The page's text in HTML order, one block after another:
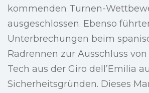
kommenden Turnen-
ausgeschlossen. Ebenso
Unterbrechungen beim
Radrennen zur Ausschluss
Tech aus der Giro dell’Emilia
Sicherheitsgründen. Dieses